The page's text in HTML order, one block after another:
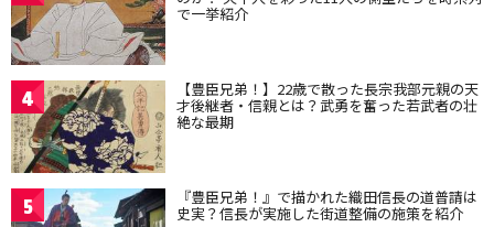
で一挙紹介
4 【豊臣兄弟！】22歳で散った長宗我部元親の天
才後継者・信親とは？武勇を奮った若武者の壮
絶な最期
5 『豊臣兄弟！』で描かれた織田信長の道普請は
史実？信長が実施した街道整備の施策を紹介